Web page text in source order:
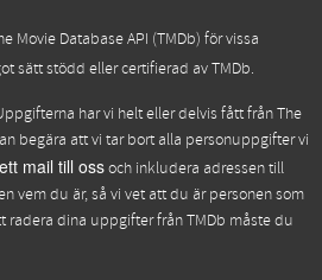
Movie Database API (TMDb) för vissa
sätt stödd eller certifierad av TMDb.
har vi helt eller delvis fått frånThe
begära att vi tar bort alla personuppgifter vi
mail till ossoch inkludera adressen till
vem du är, så vi vet att du är personen som
radera dina uppgifter från TMDb måste du